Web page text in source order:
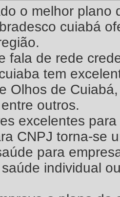
o melhor plano
cuiabá
fala de rede
tem
Olhos de
outros.
excelentes
CNPJ torna-se
para
individual